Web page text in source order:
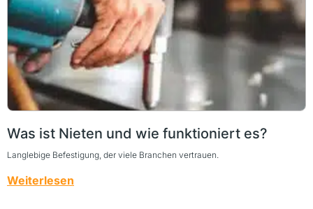
Was ist Nieten und wie funktioniert es?
Langlebige Befestigung, der viele Branchen vertrauen.
Weiterlesen